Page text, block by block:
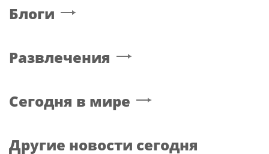
Блоги
Развлечения
Сегодня в мире
Другие новости сегодня